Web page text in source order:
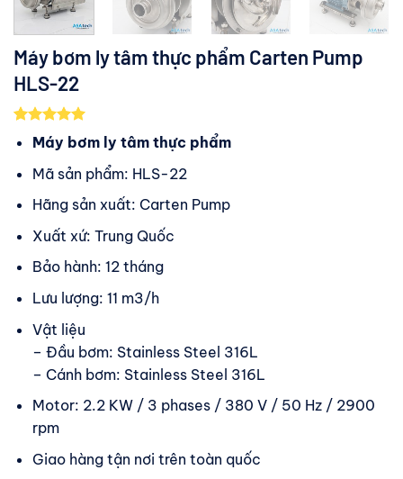
Máy bơm ly tâm thực phẩm Carten Pump
HLS-22
5.00trên 5
dựa trên
Máy bơm ly tâm thực phẩm
Mã sản phẩm: HLS-22
Hãng sản xuất: Carten Pump
Xuất xứ: Trung Quốc
Bảo hành: 12 tháng
Lưu lượng: 11 m3/h
Vật liệu
– Đầu bơm: Stainless Steel 316L
– Cánh bơm: Stainless Steel 316L
Motor: 2.2 KW / 3 phases / 380 V / 50 Hz / 2900
rpm
Giao hàng tận nơi trên toàn quốc